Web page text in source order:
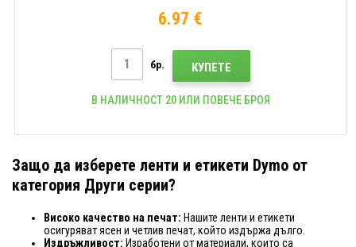
6.97 €
бр. КУПЕТЕ
В НАЛИЧНОСТ 20 ИЛИ ПОВЕЧЕ БРОЯ
Защо да изберете ленти и етикети Dymo от
категория Други серии?
Високо качество на печат: Нашите ленти и етикети
осигуряват ясен и четлив печат, който издържа дълго.
Издръжливост: Изработени от материали, които са